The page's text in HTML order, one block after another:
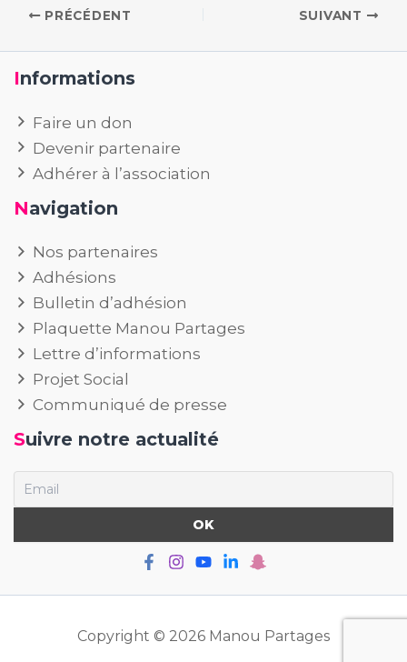
PRÉCÉDENT SUIVANT
Informations
Faire un don
Devenir partenaire
Adhérer à l’association
Navigation
Nos partenaires
Adhésions
Bulletin d’adhésion
Plaquette Manou Partages
Lettre d’informations
Projet Social
Communiqué de presse
Suivre notre actualité
Copyright © 2026 Manou Partages